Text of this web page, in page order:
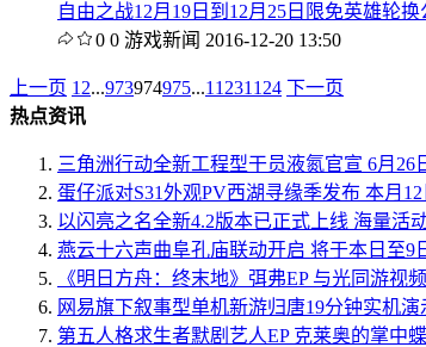
自由之战12月19日到12月25日限免英雄轮换
0 0 游戏新闻 2016-12-20 13:50
上一页 1 2...973974975...11231124 下一页
热点资讯
三角洲行动全新工程型干员液氮官宣 6月26
蛋仔派对S31外观PV西湖寻缘季发布 本月
以闪亮之名全新4.2版本已正式上线 海量活
燕云十六声曲阜孔庙联动开启 将于本日至9
《明日方舟：终末地》弭弗EP 与光同游视
网易旗下叙事型单机新游归唐19分钟实机演
第五人格求生者默剧艺人EP 克莱奥的掌中